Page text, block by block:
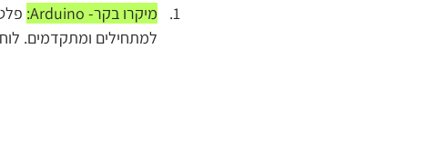
מיקרו בקר- Arduino:
למתחילים ומתקדמים.